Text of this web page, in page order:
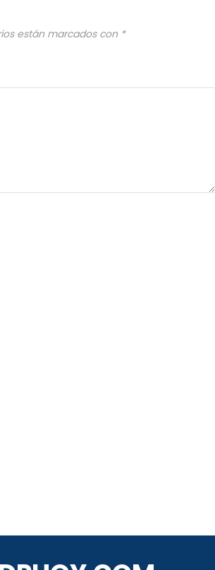
están marcados con *